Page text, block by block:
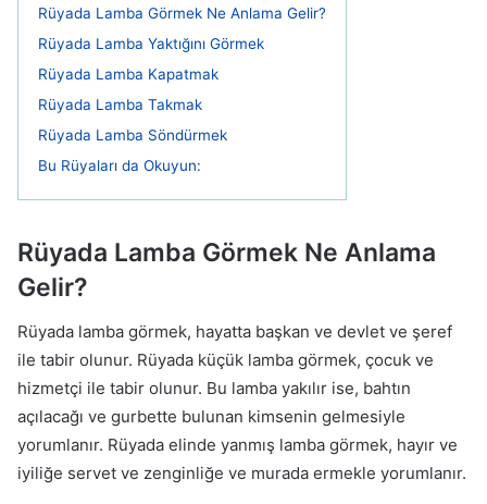
Rüyada Lamba Görmek Ne Anlama Gelir?
Rüyada Lamba Yaktığını Görmek
Rüyada Lamba Kapatmak
Rüyada Lamba Takmak
Rüyada Lamba Söndürmek
Bu Rüyaları da Okuyun:
Rüyada Lamba Görmek Ne Anlama
Gelir?
Rüyada lamba görmek, hayatta başkan ve devlet ve şeref
ile tabir olunur. Rüyada küçük lamba görmek, çocuk ve
hizmetçi ile tabir olunur. Bu lamba yakılır ise, bahtın
açılacağı ve gurbette bulunan kimsenin gelmesiyle
yorumlanır. Rüyada elinde yanmış lamba görmek, hayır ve
iyiliğe servet ve zenginliğe ve murada ermekle yorumlanır.